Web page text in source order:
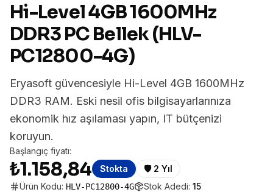
Hi-Level 4GB 1600MHz
DDR3 PC Bellek (HLV-
PC12800-4G)
Eryasoft güvencesiyle Hi-Level 4GB 1600MHz
DDR3 RAM. Eski nesil ofis bilgisayarlarınıza
ekonomik hız aşılaması yapın, IT bütçenizi
koruyun.
Başlangıç fiyatı:
₺1.158,84 Stokta 🛡️ 2 Yıl
Ürün Kodu: HLV-PC12800-4G Stok Adedi: 15